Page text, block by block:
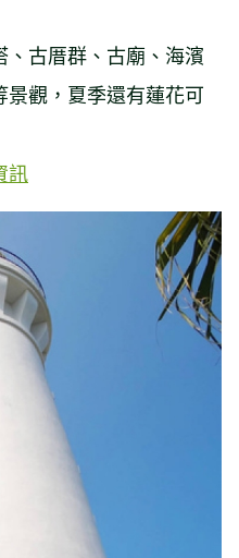
古厝群、古廟、海濱
觀，夏季還有蓮花可
訊